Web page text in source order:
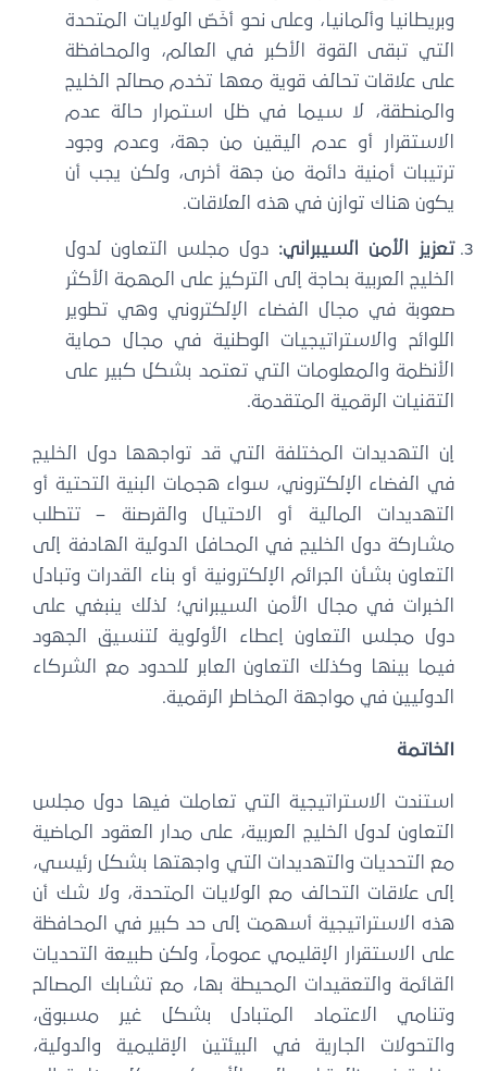
وألمانيا، وعلى نحو أخَصّ الولايات المتحدة
تبقى القوة الأكبر في العالم، والمحافظة
علاقات تحالف قوية معها تخدم مصالح الخليج
لا سيما في ظل استمرار حالة عدم
أو عدم اليقين من جهة، وعدم وجود
أمنية دائمة من جهة أخرى، ولكن يجب أن
هناك توازن في هذه العلاقات.
الأمن السيبراني:دول مجلس التعاون لدول
العربية بحاجة إلى التركيز على المهمة الأكثر
في مجال الفضاء الإلكتروني وهي تطوير
والاستراتيجيات الوطنية في مجال حماية
والمعلومات التي تعتمد بشكل كبير على
الرقمية المتقدمة.
التهديدات المختلفة التي قد تواجهها دول الخليج
الفضاء الإلكتروني، سواء هجمات البنية التحتية أو
المالية أو الاحتيال والقرصنة – تتطلب
دول الخليج في المحافل الدولية الهادفة إلى
بشأن الجرائم الإلكترونية أو بناء القدرات وتبادل
في مجال الأمن السيبراني؛ لذلك ينبغي على
مجلس التعاون إعطاء الأولوية لتنسيق الجهود
بينها وكذلك التعاون العابر للحدود مع الشركاء
في مواجهة المخاطر الرقمية.
الاستراتيجية التي تعاملت فيها دول مجلس
لدول الخليج العربية، على مدار العقود الماضية
التحديات والتهديدات التي واجهتها بشكل رئيسي،
علاقات التحالف مع الولايات المتحدة، ولا شك أن
الاستراتيجية أسهمت إلى حد كبير في المحافظة
الاستقرار الإقليمي عموماً، ولكن طبيعة التحديات
والتعقيدات المحيطة بها، مع تشابك المصالح
الاعتماد المتبادل بشكل غير مسبوق،
الجارية في البيئتين الإقليمية والدولية،